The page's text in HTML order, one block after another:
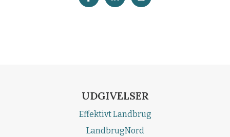
UDGIVELSER
Effektivt Landbrug
LandbrugNord